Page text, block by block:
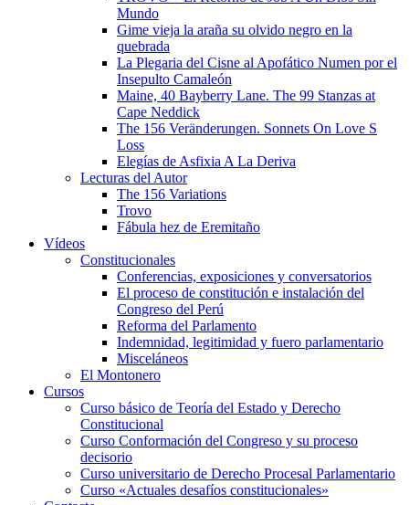
Mundo
Gime vieja la araña su olvido negro en la
quebrada
La Plegaria del Cisne al Apofático Numen por el
Insepulto Camaleón
Maine, 40 Bayberry Lane. The 99 Stanzas at
Cape Neddick
The 156 Veränderungen. Sonnets On Love S
Loss
Elegías de Asfixia A La Deriva
Lecturas del Autor
The 156 Variations
Trovo
Fábula hez de Eremitaño
Vídeos
Constitucionales
Conferencias, exposiciones y conversatorios
El proceso de constitución e instalación del
Congreso del Perú
Reforma del Parlamento
Indemnidad, legitimidad y fuero parlamentario
Misceláneos
El Montonero
Cursos
Curso básico de Teoría del Estado y Derecho
Constitucional
Curso Conformación del Congreso y su proceso
decisorio
Curso universitario de Derecho Procesal Parlamentario
Curso «Actuales desafíos constitucionales»